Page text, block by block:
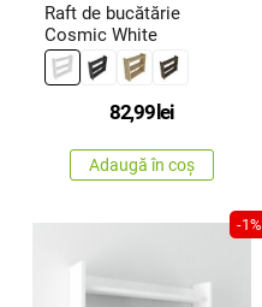
Raft de bucătărie
Cosmic White
82,99 lei
Adaugă în coș
-1%